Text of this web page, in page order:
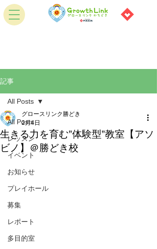
記事
All Posts
レッスン
イベント
お知らせ
プレイホール
募集
レポート
多目的室
All Posts
生きる力を育む”体験型”教室【アソ
ビノ】＠勝どき校
グロースリンク勝どき
2月4日